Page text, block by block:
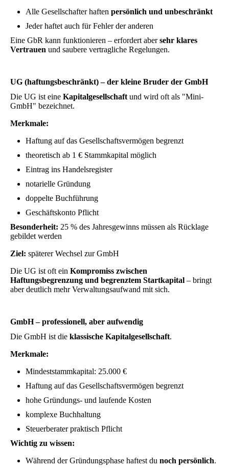
Alle Gesellschafter haften persönlich und unbeschränkt
Jeder haftet auch für Fehler der anderen
Eine GbR kann funktionieren – erfordert abersehr klares
Vertrauen und saubere vertragliche Regelungen.
UG (haftungsbeschränkt) – der kleine Bruder der GmbH
Die UG ist eine Kapitalgesellschaft und wird oft als "Mini-
GmbH" bezeichnet.
Merkmale:
Haftung auf das Gesellschaftsvermögen begrenzt
theoretisch ab 1 € Stammkapital möglich
Eintrag ins Handelsregister
notarielle Gründung
doppelte Buchführung
Geschäftskonto Pflicht
Besonderheit: 25 % des Jahresgewinns müssen als Rücklage
gebildet werden
Ziel: späterer Wechsel zur GmbH
Die UG ist oft ein Kompromiss zwischen
Haftungsbegrenzung und begrenztem Startkapital – bringt
aber deutlich mehr Verwaltungsaufwand mit sich.
GmbH – professionell, aber aufwendig
Die GmbH ist die klassische Kapitalgesellschaft.
Merkmale:
Mindeststammkapital: 25.000 €
Haftung auf das Gesellschaftsvermögen begrenzt
hohe Gründungs- und laufende Kosten
komplexe Buchhaltung
Steuerberater praktisch Pflicht
Wichtig zu wissen:
Während der Gründungsphase haftest du noch persönlich.